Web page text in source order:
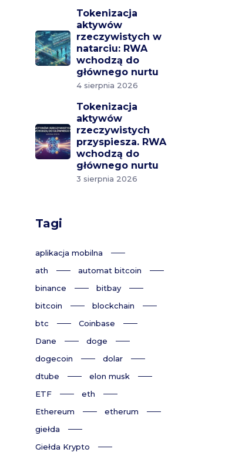
Tokenizacja
aktywów
rzeczywistych w
natarciu: RWA
wchodzą do
głównego nurtu
4 sierpnia 2026
Tokenizacja
aktywów
rzeczywistych
przyspiesza. RWA
wchodzą do
głównego nurtu
3 sierpnia 2026
Tagi
aplikacja mobilna
ath
automat bitcoin
binance
bitbay
bitcoin
blockchain
btc
Coinbase
Dane
doge
dogecoin
dolar
dtube
elon musk
ETF
eth
Ethereum
etherum
giełda
Giełda Krypto